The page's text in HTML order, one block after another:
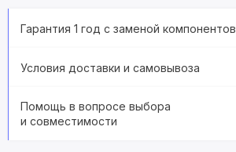
Гарантия 1 год с заменой компонентов
Условия доставки и самовывоза
Помощь в вопросе выбора
и совместимости